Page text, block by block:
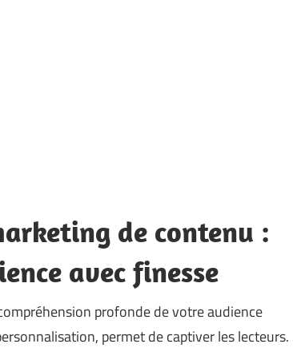
de contenu :
avec finesse
profonde de votre audience
permet de captiver les lecteurs.